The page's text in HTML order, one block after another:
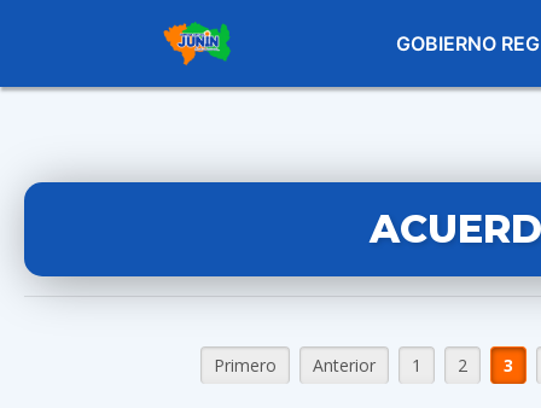
GOBIERNO
Primero Anterior 1 2 3